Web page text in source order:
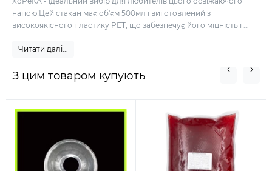
напою!Цей стакан має об'єм 500мл і виготовлений з
високоякісного пластику PET, що забезпечує його міцність і ...
Читати далі...
З цим товаром купують